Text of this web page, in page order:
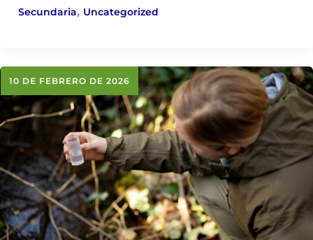
Secundaria, Uncategorized
10 DE FEBRERO DE 2026